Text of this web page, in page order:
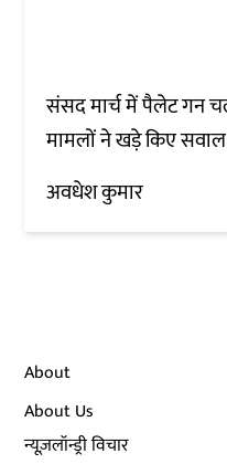
संसद मार्च में पैलेट गन
मामलों ने खड़े किए सवाल
अवधेश कुमार
About
About Us
न्यूज़लॉन्ड्री विचार